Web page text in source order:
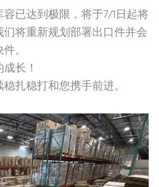
已达到极限，将于7/1日起将
将重新规划部署出口件并会
。
长！
扎稳打和您携手前进。